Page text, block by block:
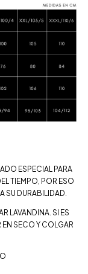
ESPECIAL PARA
TIEMPO, POR ESO
SU DURABILIDAD.
LAVANDINA. SI ES
EN SECO Y COLGAR